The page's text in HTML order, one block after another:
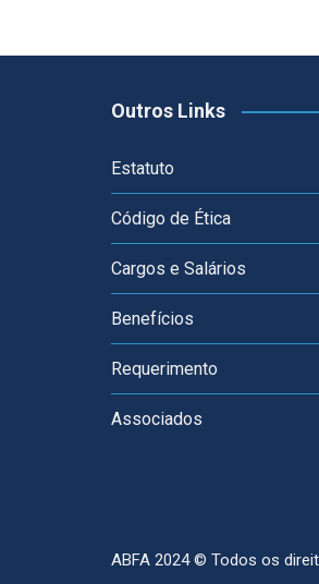
Outros Links
Estatuto
Código de Ética
Cargos e Salários
Benefícios
Requerimento
Associados
ABFA 2024 © Todos os